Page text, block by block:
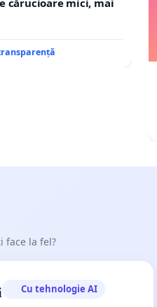
face la fel?
Cu tehnologie AI